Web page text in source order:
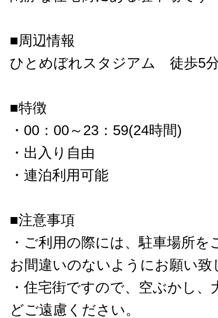
■周辺情報
ひとめぼれスタジアム 徒歩5
■特徴
・00：00～23：59(24時間)
・出入り自由
・連泊利用可能
■注意事項
・ご利用の際には、駐車場所を
お間違いのないようにお願い致
・住宅街ですので、空ぶかし、
どご遠慮ください。